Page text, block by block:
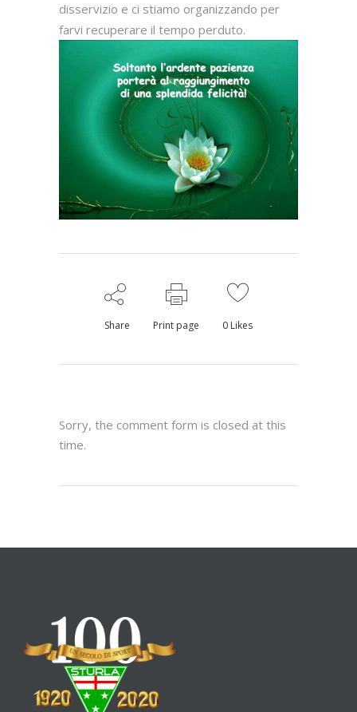
disservizio e ci stiamo organizzando per
farvi recuperare il tempo perduto.
Share Print page 0 Likes
Sorry, the comment form is closed at this
time.